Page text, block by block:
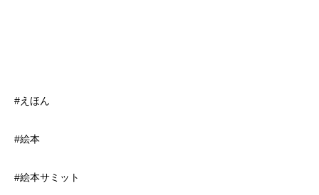
#えほん
#絵本
#絵本サミット